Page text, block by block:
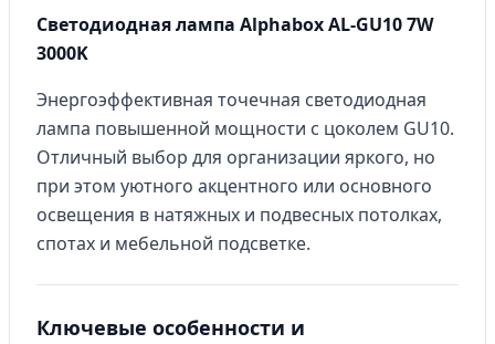
Светодиодная лампа Alphabox AL-GU10 7W
3000K
Энергоэффективная точечная светодиодная
лампа повышенной мощности с цоколем GU10.
Отличный выбор для организации яркого, но
при этом уютного акцентного или основного
освещения в натяжных и подвесных потолках,
спотах и мебельной подсветке.
Ключевые особенности и